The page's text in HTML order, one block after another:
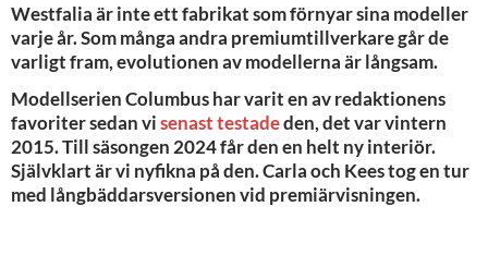
Westfalia är inte ett fabrikat som förnyar sina modeller
varje år. Som många andra premiumtillverkare går de
varligt fram, evolutionen av modellerna är långsam.
Modellserien Columbus har varit en av redaktionens
favoriter sedan visenast testadeden, det var vintern
2015. Till säsongen 2024 får den en helt ny interiör.
Självklart är vi nyfikna på den. Carla och Kees tog en tur
med långbäddarsversionen vid premiärvisningen.